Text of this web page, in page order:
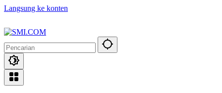
Langsung ke konten